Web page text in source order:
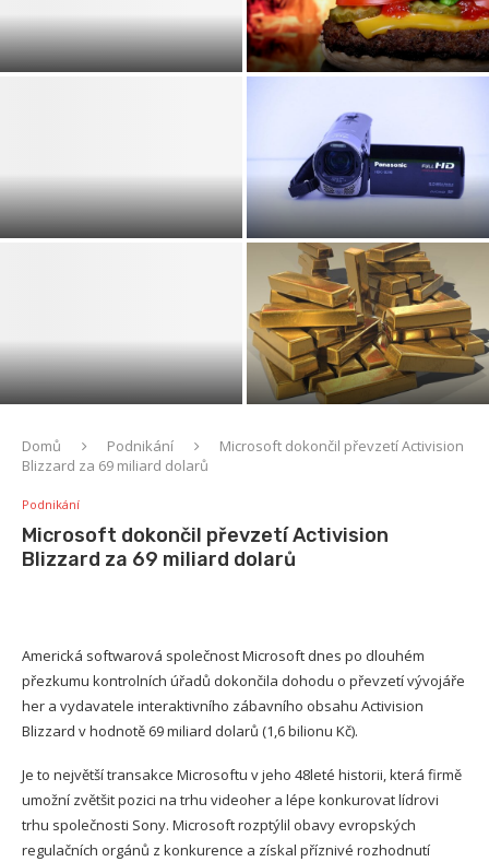
Legendy a pověsti o Zlaté
uličce na Pražském hradě
Snadné porovnání nabídek
pojišťoven u pojištění
domácnosti
Snubní prsten jako znak
rodinných hodnot a společné
cesty životem
Nové možnosti pro designery
a inženýry s pomocí 3D tisku
Testování parametru
webových stránek
Elon Musk a jeho projekt
SpaceX
Domů Podnikání
Microsoft dokončil převzetí Activision
Blizzard za 69 miliard dolarů
Podnikání
Microsoft dokončil převzetí Activision
Blizzard za 69 miliard dolarů
Americká softwarová společnost Microsoft dnes po dlouhém
přezkumu kontrolních úřadů dokončila dohodu o převzetí vývojáře
her a vydavatele interaktivního zábavního obsahu Activision
Blizzard v hodnotě 69 miliard dolarů (1,6 bilionu Kč).
Je to největší transakce Microsoftu v jeho 48leté historii, která firmě
umožní zvětšit pozici na trhu videoher a lépe konkurovat lídrovi
trhu společnosti Sony. Microsoft rozptýlil obavy evropských
regulačních orgánů z konkurence a získal příznivé rozhodnutí